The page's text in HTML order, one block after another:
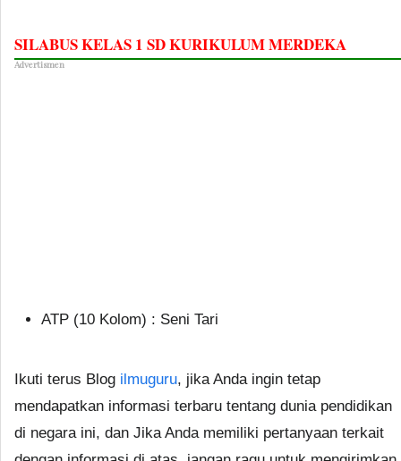
SILABUS KELAS 1 SD KURIKULUM MERDEKA
Advertismen
ATP (10 Kolom) : Seni Tari
Ikuti terus Blog ilmuguru, jika Anda ingin tetap
mendapatkan informasi terbaru tentang dunia pendidikan
di negara ini, dan Jika Anda memiliki pertanyaan terkait